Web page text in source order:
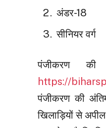
अंडर-18
सीनियर वर्ग
पंजीकरण
https://
पंजीकरण की
खिलाड़ियों से